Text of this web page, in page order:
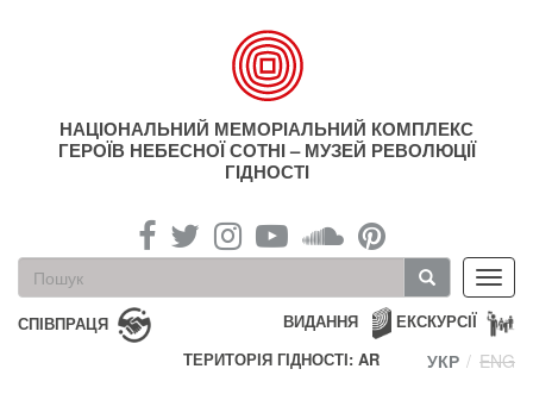
НАЦІОНАЛЬНИЙ МЕМОРІАЛЬНИЙ КОМПЛЕКС
ГЕРОЇВ НЕБЕСНОЇ СОТНІ – МУЗЕЙ РЕВОЛЮЦІЇ
ГІДНОСТІ
Пошукова
форма
Пошук
СПІВПРАЦЯ ЕКСКУРСІЇ
ВИДАННЯ
ТЕРИТОРІЯ ГІДНОСТІ: AR
УКР ENG